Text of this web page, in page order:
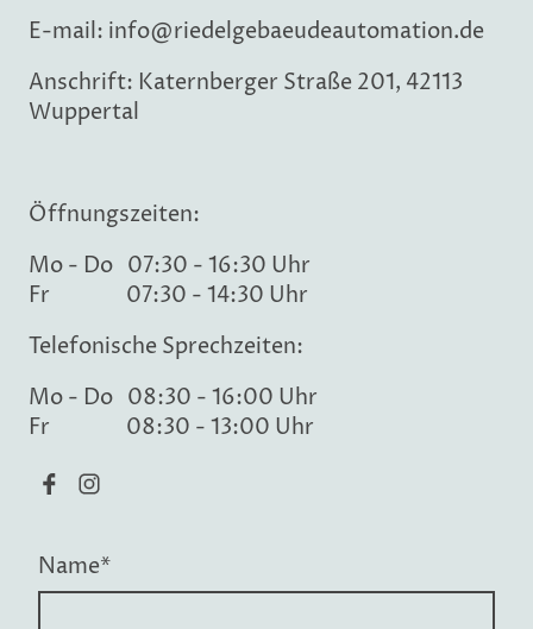
E-mail: info@riedelgebaeudeautomation.de
Anschrift: Katernberger Straße 201, 42113
Wuppertal
Öffnungszeiten:
Mo - Do 07:30 - 16:30 Uhr
Fr 07:30 - 14:30 Uhr
Telefonische Sprechzeiten:
Mo - Do 08:30 - 16:00 Uhr
Fr 08:30 - 13:00 Uhr
Name*